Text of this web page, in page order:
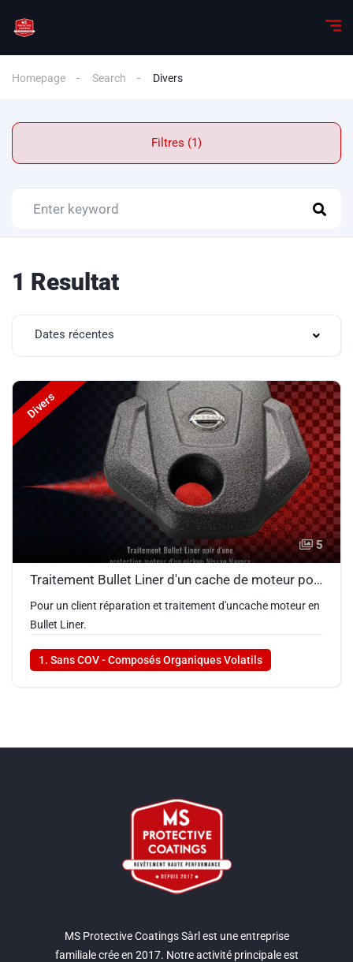
Homepage Search Divers
Filtres (1)
1 Resultat
Dates récentes
Divers
5
Traitement Bullet Liner d'un cache de moteur pour un pickup Navara
Pour un client réparation et traitement d'uncache moteur en
Bullet Liner.
1. Sans COV - Composés Organiques Volatils
MS Protective Coatings Sàrl est une entreprise
familiale crée en 2017. Notre activité principale est